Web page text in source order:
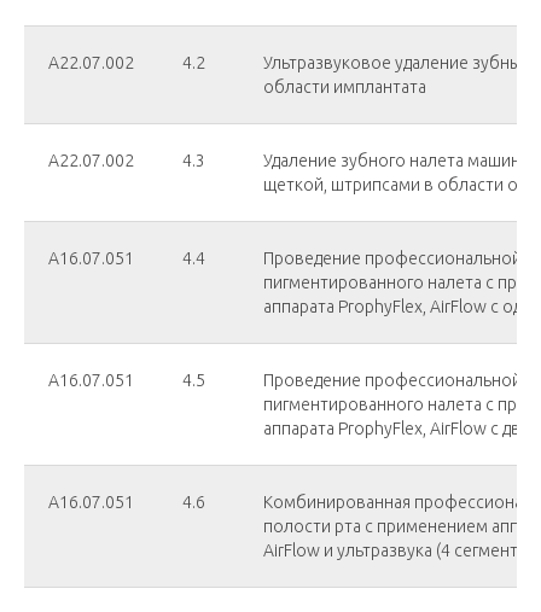
А22.07.002 4.2
Ультразвуковое удаление зубных
области имплантата
А22.07.002 4.3
Удаление зубного налета
щеткой, штрипсами в области
А16.07.051 4.4
Проведение профессиональной
пигментированного налета с
аппарата ProphyFlex, AirFlow с
А16.07.051 4.5
Проведение профессиональной
пигментированного налета с
аппарата ProphyFlex, AirFlow с
А16.07.051 4.6
Комбинированная
полости рта с применением
AirFlow и ультразвука (4 сегмента)